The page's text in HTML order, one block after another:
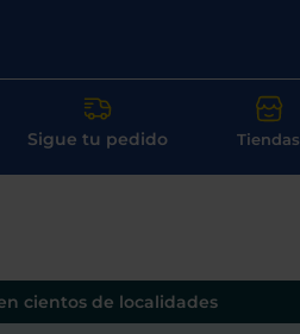
Sigue tu pedido Tiendas
cientos de localidades